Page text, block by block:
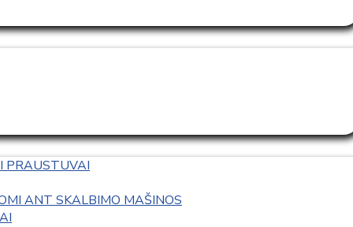
PRAUSTUVAI
ANT SKALBIMO MAŠINOS